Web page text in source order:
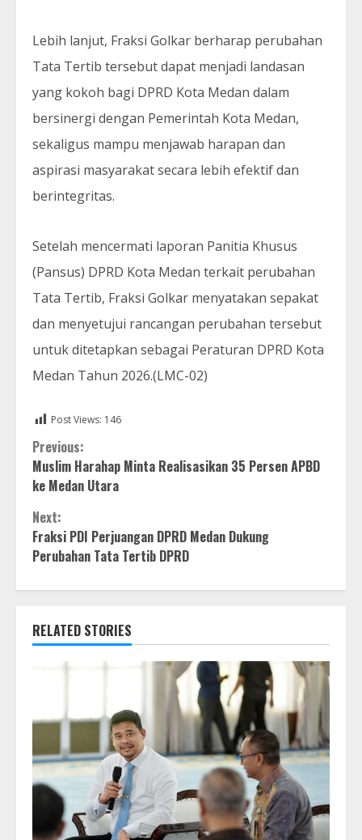
Lebih lanjut, Fraksi Golkar berharap perubahan
Tata Tertib tersebut dapat menjadi landasan
yang kokoh bagi DPRD Kota Medan dalam
bersinergi dengan Pemerintah Kota Medan,
sekaligus mampu menjawab harapan dan
aspirasi masyarakat secara lebih efektif dan
berintegritas.
Setelah mencermati laporan Panitia Khusus
(Pansus) DPRD Kota Medan terkait perubahan
Tata Tertib, Fraksi Golkar menyatakan sepakat
dan menyetujui rancangan perubahan tersebut
untuk ditetapkan sebagai Peraturan DPRD Kota
Medan Tahun 2026.(LMC-02)
Post Views: 146
Continue
Reading
Previous:
Muslim Harahap Minta Realisasikan 35 Persen APBD
ke Medan Utara
Next:
Fraksi PDI Perjuangan DPRD Medan Dukung
Perubahan Tata Tertib DPRD
RELATED STORIES